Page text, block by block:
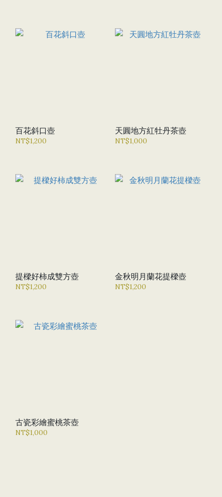
百花斜口壺
NT$1,200
天圓地方紅牡丹茶壺
NT$1,000
提樑好柿成雙方壺
NT$1,200
金秋明月蘭花提樑壺
NT$1,200
古瓷彩繪蜜桃茶壺
NT$1,000